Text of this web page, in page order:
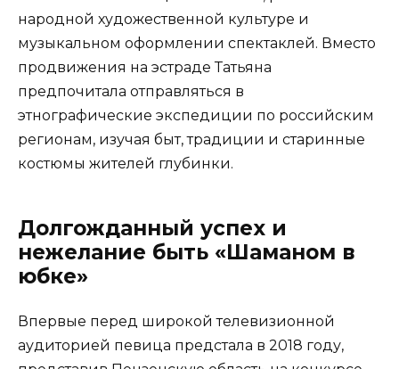
народной художественной культуре и
музыкальном оформлении спектаклей. Вместо
продвижения на эстраде Татьяна
предпочитала отправляться в
этнографические экспедиции по российским
регионам, изучая быт, традиции и старинные
костюмы жителей глубинки.
Долгожданный успех и
нежелание быть «Шаманом в
юбке»
Впервые перед широкой телевизионной
аудиторией певица предстала в 2018 году,